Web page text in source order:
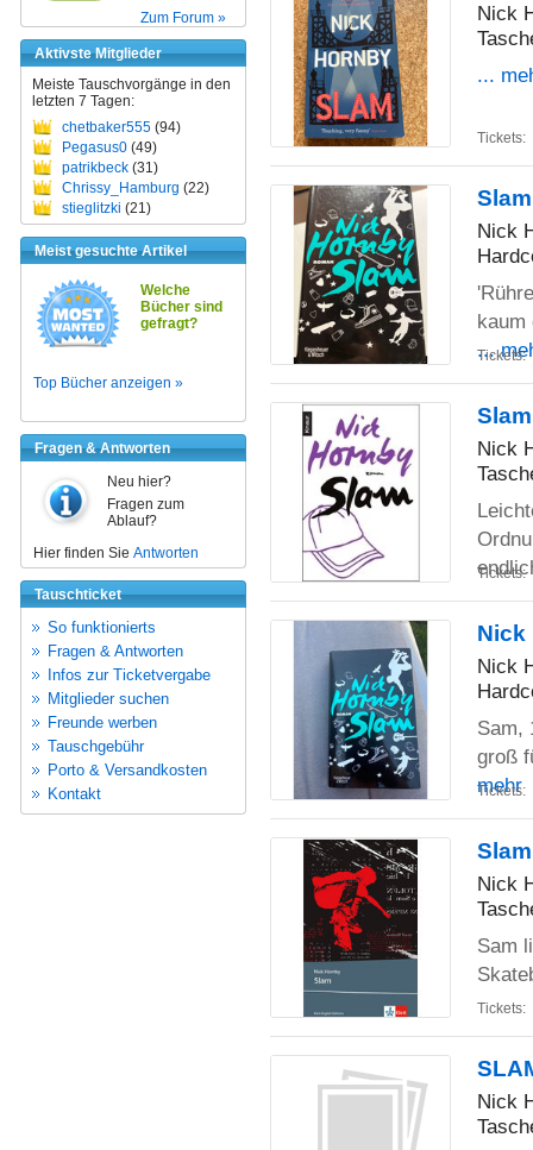
Zum Forum »
Aktivste Mitglieder
Meiste Tauschvorgänge in den
letzten 7 Tagen:
chetbaker555 (94)
Pegasus0 (49)
patrikbeck (31)
Chrissy_Hamburg (22)
stieglitzki (21)
Meist gesuchte Artikel
Welche
Bücher sind
gefragt?
Top Bücher anzeigen »
Fragen & Antworten
Neu hier?
Fragen zum
Ablauf?
Hier finden Sie Antworten
Tauschticket
So funktionierts
Fragen & Antworten
Infos zur Ticketvergabe
Mitglieder suchen
Freunde werben
Tauschgebühr
Porto & Versandkosten
Kontakt
Nick
...
Tickets:
Nick
kaum
...
Tickets:
Nick
Tickets:
Nick
Nick
Sam,
groß
mehr
Tickets:
Slam
Nick
Sam
Tickets:
Nick